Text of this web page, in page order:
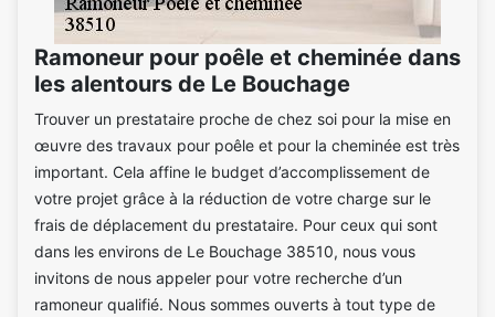
Ramoneur pour poêle et cheminée dans
les alentours de Le Bouchage
Trouver un prestataire proche de chez soi pour la mise en
œuvre des travaux pour poêle et pour la cheminée est très
important. Cela affine le budget d’accomplissement de
votre projet grâce à la réduction de votre charge sur le
frais de déplacement du prestataire. Pour ceux qui sont
dans les environs de Le Bouchage 38510, nous vous
invitons de nous appeler pour votre recherche d’un
ramoneur qualifié. Nous sommes ouverts à tout type de